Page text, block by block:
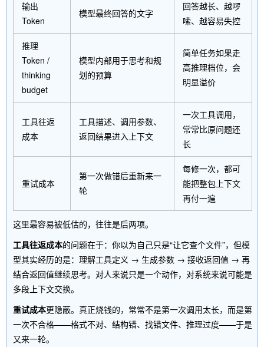
输出
Token
模型最终回答的文字
回答越长、越啰
嗦、越容易失控
推理
Token /
thinking
budget
模型内部用于思考和规
划的预算
简单任务如果走
高推理档位，会
明显溢价
工具往返
成本
工具描述、调用参数、
返回结果进入上下文
一次工具调用，
常常比原问题还
长
重试成本
第一次做错后重新来一
轮
每修一次，都可
能把整包上下文
再付一遍
这里最容易被低估的，往往是后两项。
工具往返成本的问题在于：你以为自己只是“让它查个文件”，但模
型其实经历的是：理解工具定义 → 生成参数 → 接收返回值 → 再
结合返回值继续思考。对人来说只是一个动作，对系统来说可能是
多段上下文交换。
重试成本更隐蔽。真正烧钱的，常常不是第一次调用太长，而是第
一次不合格——格式不对、结构错、找错文件、推理过度——于是
又来一轮。